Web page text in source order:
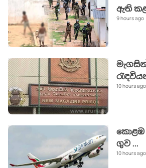
ඇති
9 hours ago
10 hours ago
කොළඹ
ගුව ...
10 hours ago